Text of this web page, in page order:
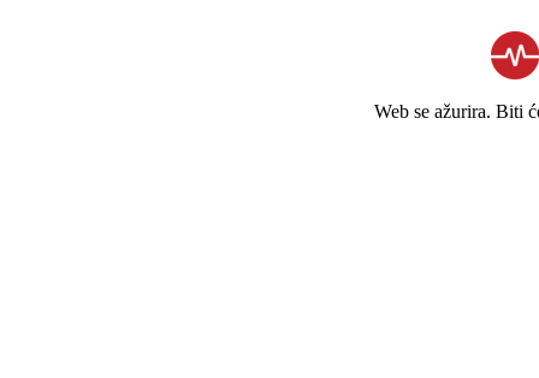
Web se ažurira. Biti